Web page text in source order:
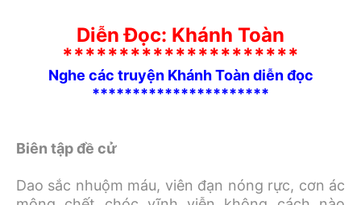
Diễn Đọc: Khánh Toàn
*********************
Nghe các truyện Khánh Toàn diễn đọc
**********************
Biên tập đề cử
Dao sắc nhuộm máu, viên đạn nóng rực, cơn ác